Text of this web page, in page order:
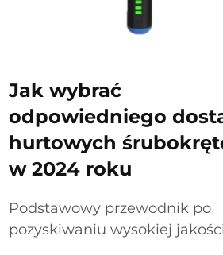
Jak wybrać
odpowiedniego
hurtowych
w 2024 roku
Podstawowy przewodnik po
pozyskiwaniu wysokiej